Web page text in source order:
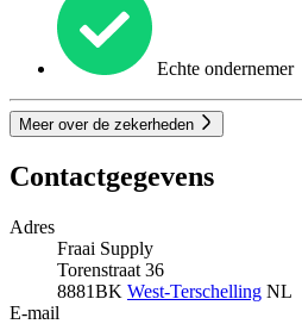
Echte ondernemer
Meer over de zekerheden
Contactgegevens
Adres
Fraai Supply
Torenstraat 36
8881BK West-Terschelling NL
E-mail